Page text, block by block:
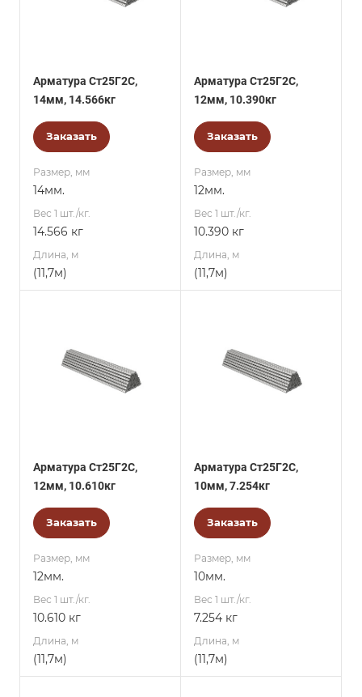
Арматура Ст25Г2С,
14мм, 14.566кг
Заказать
Размер, мм
14мм.
Вес 1 шт./кг.
14.566 кг
Длина, м
(11,7м)
Арматура Ст25Г2С,
12мм, 10.390кг
Заказать
Размер, мм
12мм.
Вес 1 шт./кг.
10.390 кг
Длина, м
(11,7м)
Арматура Ст25Г2С,
12мм, 10.610кг
Заказать
Размер, мм
12мм.
Вес 1 шт./кг.
10.610 кг
Длина, м
(11,7м)
Арматура Ст25Г2С,
10мм, 7.254кг
Заказать
Размер, мм
10мм.
Вес 1 шт./кг.
7.254 кг
Длина, м
(11,7м)